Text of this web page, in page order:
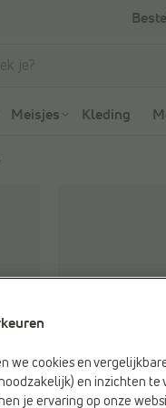
Meisjes Kleding
we cookies en
en inzichten
je ervaring op onze